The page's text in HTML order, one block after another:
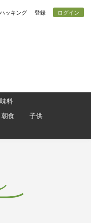
ッキング 登録 ログイン
料
朝食
子供